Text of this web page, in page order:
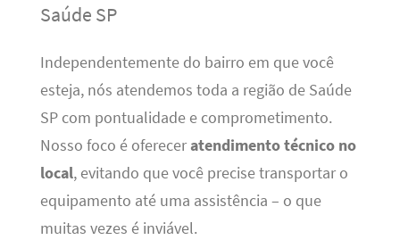
Saúde SP
Independentemente do bairro em que você
esteja, nós atendemos toda a região de Saúde
SP com pontualidade e comprometimento.
Nosso foco é ofereceratendimento técnico no
local, evitando que você precise transportar o
equipamento até uma assistência – o que
muitas vezes é inviável.